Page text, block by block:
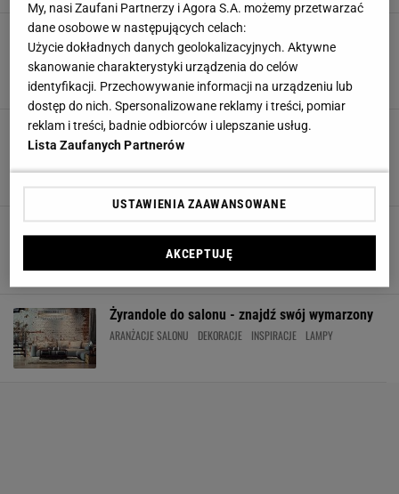
Jak urządzić nowoczesny salon w bloku?
Wykorzystaj te triki
ARANŻACJE SALONU ARANŻACJE WNĘTRZ MEBLE
MEBLE DO SALONU
Jaki kolor pasuje do szarego? Dzięki tym
odcieniom stworzysz przytulne gniazdko w
ARANŻACJE SALONU SALON SZAROŚĆ SZARY KOLOR
Delikatne, śmietankowe meble do twojego
Żyrandole do salonu - znajdź swój wymarzony
ARANŻACJE SALONU DEKORACJE INSPIRACJE LAMPY
My, nasi Zaufani Partnerzy i Agora S.A. możemy przetwarzać
dane osobowe w następujących celach:
Użycie dokładnych danych geolokalizacyjnych. Aktywne
skanowanie charakterystyki urządzenia do celów
identyfikacji. Przechowywanie informacji na urządzeniu lub
dostęp do nich. Spersonalizowane reklamy i treści, pomiar
reklam i treści, badnie odbiorców i ulepszanie usług.
Lista Zaufanych Partnerów
USTAWIENIA ZAAWANSOWANE
AKCEPTUJĘ